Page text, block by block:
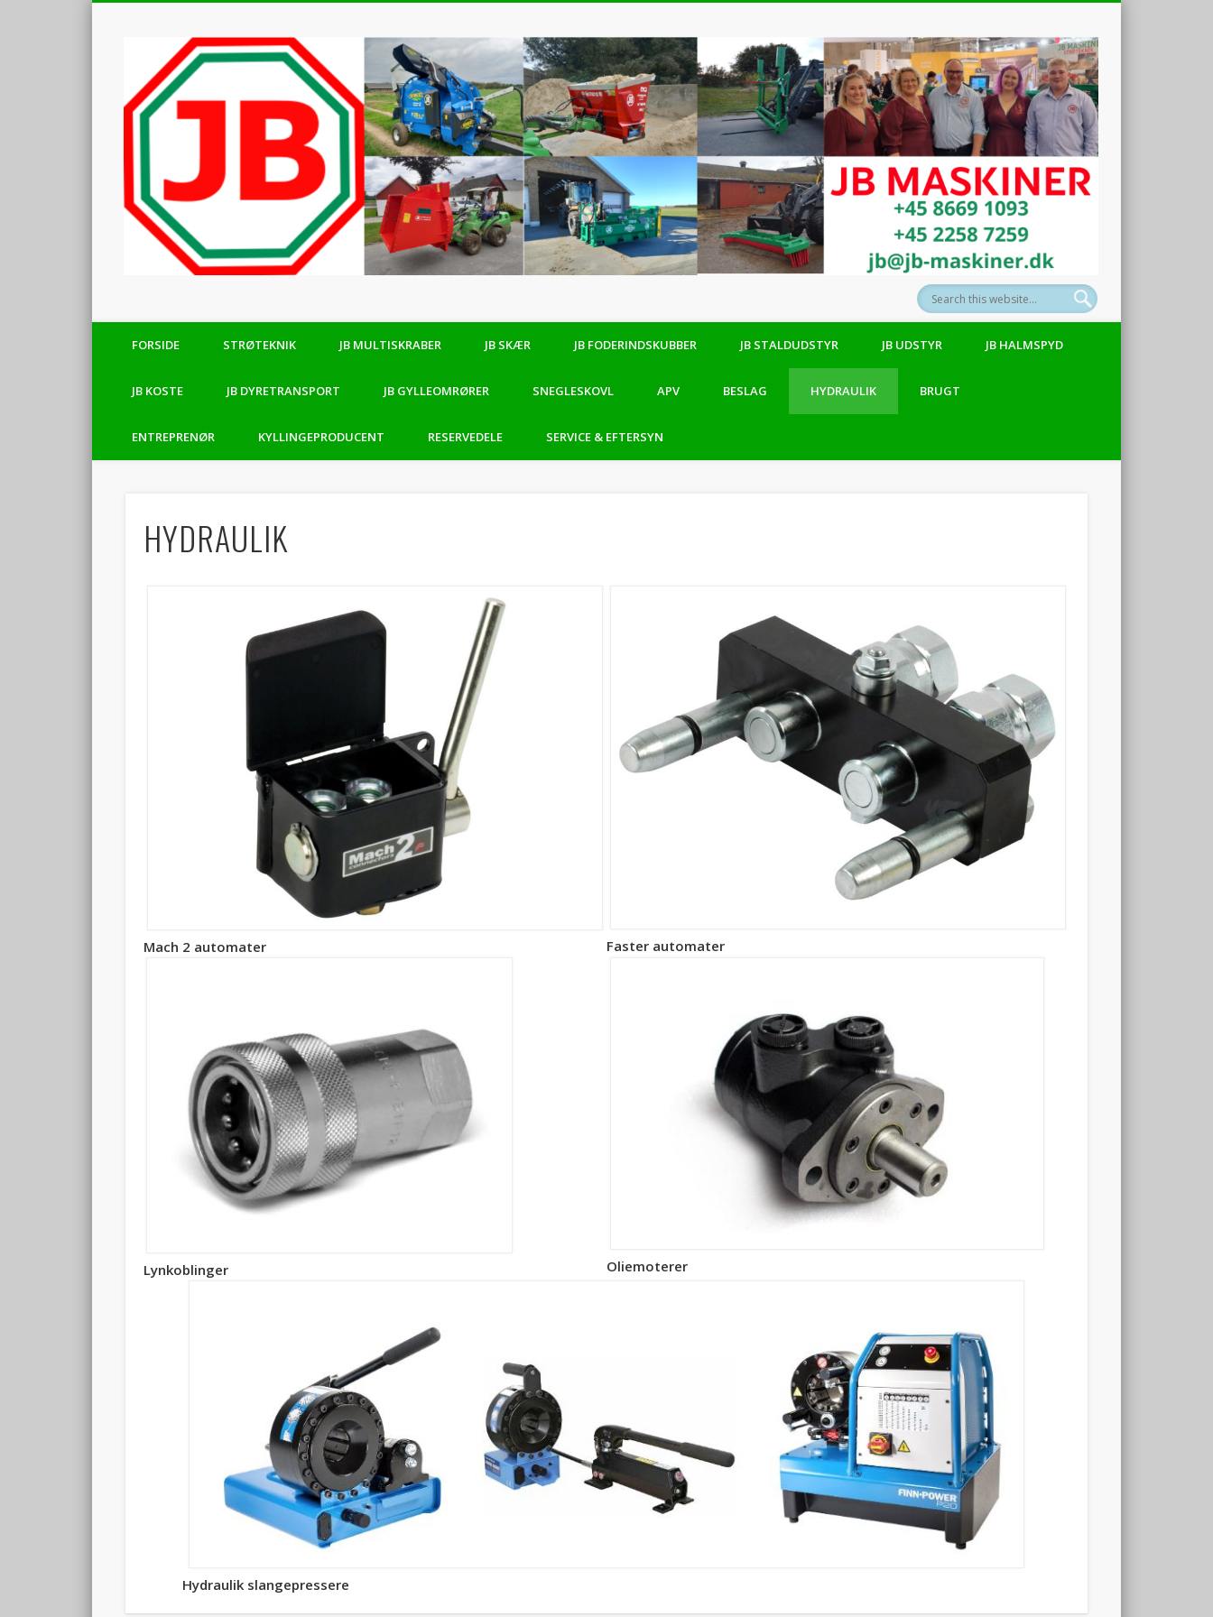
Maskinforretning
FORSIDE STRØTEKNIK JB MULTISKRABER JB SKÆR JB FODERINDSKUBBER JB STALDUDSTYR JB UDSTYR JB HALMSPYD
JB KOSTE JB DYRETRANSPORT JB GYLLEOMRØRER SNEGLESKOVL APV BESLAG HYDRAULIK BRUGT
ENTREPRENØR KYLLINGEPRODUCENT RESERVEDELE SERVICE & EFTERSYN
HYDRAULIK
Mach 2 automater Faster automater
Lynkoblinger Oliemoterer
Hydraulik slangepressere